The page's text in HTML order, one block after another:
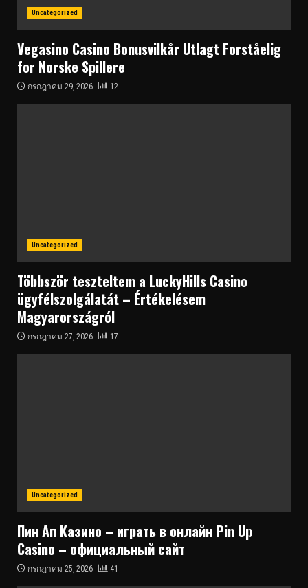
Uncategorized
Vegasino Casino Bonusvilkår Utlagt Forståelig
for Norske Spillere
กรกฎาคม 29, 2026 12
Uncategorized
Többször teszteltem a LuckyHills Casino
ügyfélszolgálatát – Értékelésem
Magyarországról
กรกฎาคม 27, 2026 17
Uncategorized
Пин Ап Казино – играть в онлайн Pin Up
Casino – официальный сайт
กรกฎาคม 25, 2026 41